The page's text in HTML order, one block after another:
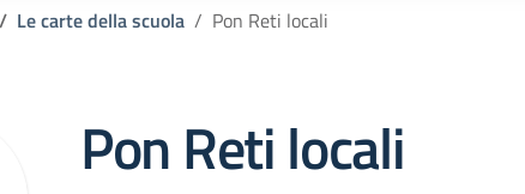
Le carte della scuola Pon Reti locali
Pon Reti locali